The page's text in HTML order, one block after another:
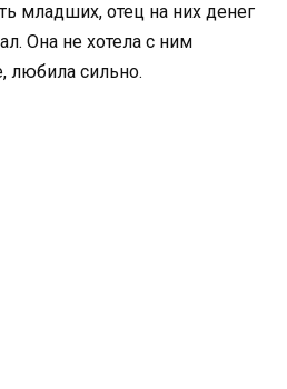
младших, отец на них денег
Она не хотела с ним
любила сильно.